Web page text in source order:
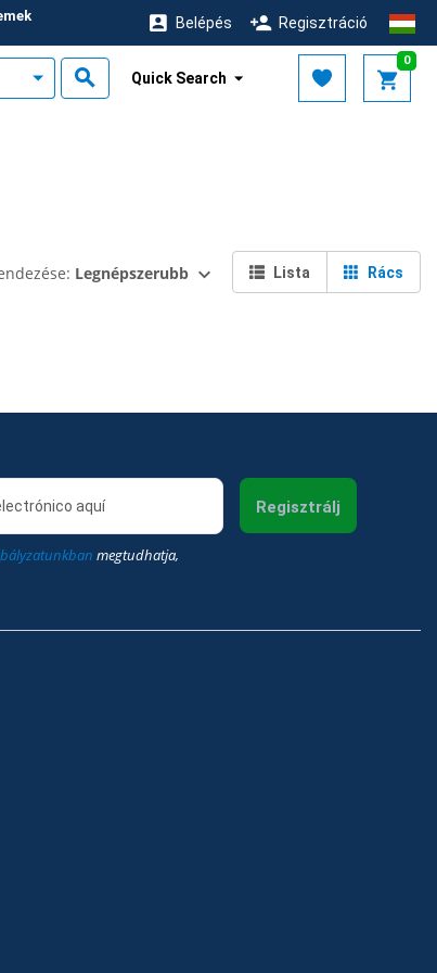
Belépés Regisztráció
0
Quick Search
Rács
Lista
Legnépszerubb
megtudhatja,
Regisztrálj